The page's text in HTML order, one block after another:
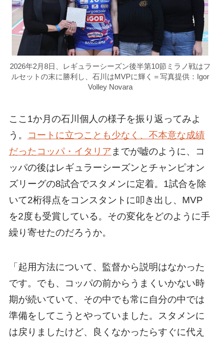
2026年2月8日、レギュラーシーズン後半第10節ミラノ戦はフ
ルセットの末に勝利し、石川はMVPに輝く＝写真提供：Igor
Volley Novara
ここ1か月の石川個人の様子を振り返ってみよ
う。
コートに立つことも少なく、不本意な成績
だったコッパ・イタリア までが嘘のように、コ
ッパの後はレギュラーシーズンとチャンピオン
ズリーグの8試合でスタメンに定着。1試合を除
いて2桁得点をコンスタントに叩き出し、MVP
を2度も受賞している。その変化をどのように手
繰り寄せたのだろうか。
「起用方法について、監督から説明はなかった
です。でも、コッパの前からうまくいかない時
期が続いていて、その中でも常に自分の中では
準備をしてこうとやっていました。スタメンに
は戻りましたけど、良くなかったらすぐに代え